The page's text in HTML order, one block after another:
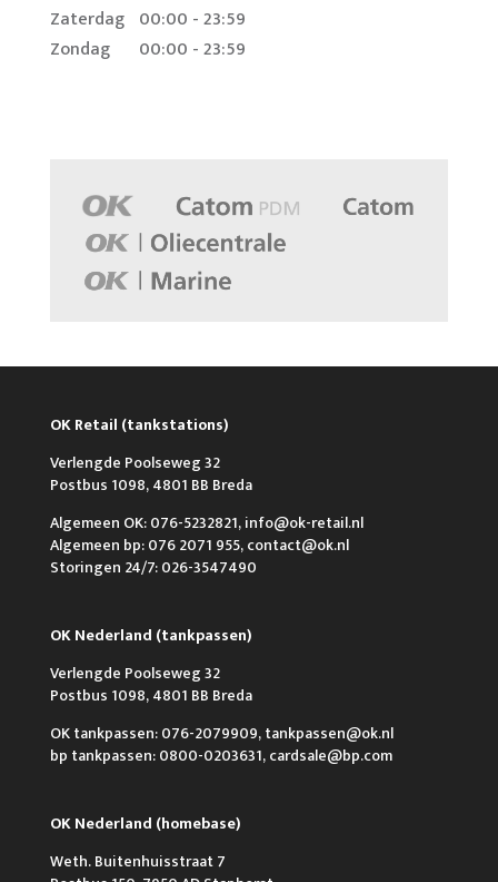
Zaterdag 00:00 - 23:59
Zondag
00:00 - 23:59
OK Retail (tankstations)
Verlengde Poolseweg 32
Postbus 1098, 4801 BB Breda
Algemeen OK: 076-5232821, info@ok-retail.nl
Algemeen bp: 076 2071 955, contact@ok.nl
Storingen 24/7: 026-3547490
OK Nederland (tankpassen)
Verlengde Poolseweg 32
Postbus 1098, 4801 BB Breda
OK tankpassen: 076-2079909, tankpassen@ok.nl
bp tankpassen: 0800-0203631, cardsale@bp.com
OK Nederland (homebase)
Weth. Buitenhuisstraat 7